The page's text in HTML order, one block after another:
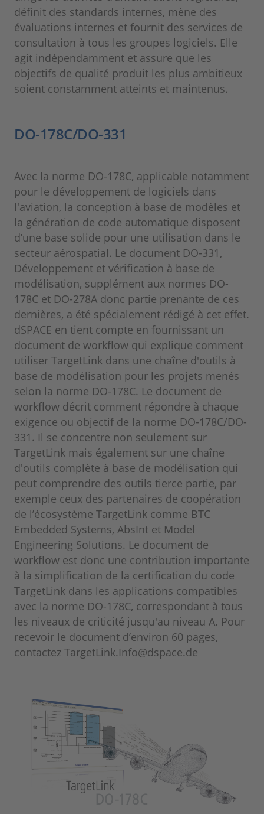
définit des standards internes, mène des
évaluations internes et fournit des services de
consultation à tous les groupes logiciels. Elle
agit indépendamment et assure que les
objectifs de qualité produit les plus ambitieux
soient constamment atteints et maintenus.
DO-178C/DO-331
Avec la norme DO-178C, applicable notamment
pour le développement de logiciels dans
l'aviation, la conception à base de modèles et
la génération de code automatique disposent
d’une base solide pour une utilisation dans le
secteur aérospatial. Le document DO-331,
Développement et vérification à base de
modélisation, supplément aux normes DO-
178C et DO-278A donc partie prenante de ces
dernières, a été spécialement rédigé à cet effet.
dSPACE en tient compte en fournissant un
document de workflow qui explique comment
utiliser TargetLink dans une chaîne d'outils à
base de modélisation pour les projets menés
selon la norme DO-178C. Le document de
workflow décrit comment répondre à chaque
exigence ou objectif de la norme DO-178C/DO-
331. Il se concentre non seulement sur
TargetLink mais également sur une chaîne
d'outils complète à base de modélisation qui
peut comprendre des outils tierce partie, par
exemple ceux des partenaires de coopération
de l’écosystème TargetLink comme BTC
Embedded Systems, AbsInt et Model
Engineering Solutions. Le document de
workflow est donc une contribution importante
à la simplification de la certification du code
TargetLink dans les applications compatibles
avec la norme DO-178C, correspondant à tous
les niveaux de criticité jusqu'au niveau A. Pour
recevoir le document d’environ 60 pages,
contactez TargetLink.Info@dspace.de